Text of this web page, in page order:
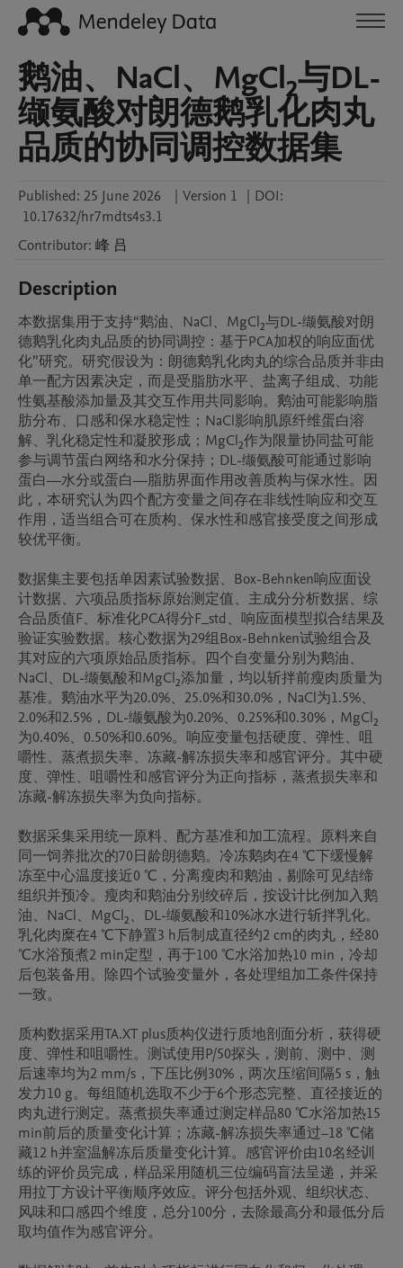
鹅油、NaCl、MgCl₂与DL-
缬氨酸对朗德鹅乳化肉丸
品质的协同调控数据集
Published: 25 June 2026 | Version 1 | DOI:
10.17632/hr7mdts4s3.1
Contributor: 峰 吕
Description
本数据集用于支持“鹅油、NaCl、MgCl₂与DL-缬氨酸对朗
德鹅乳化肉丸品质的协同调控：基于PCA加权的响应面优
化”研究。研究假设为：朗德鹅乳化肉丸的综合品质并非由
单一配方因素决定，而是受脂肪水平、盐离子组成、功能
性氨基酸添加量及其交互作用共同影响。鹅油可能影响脂
肪分布、口感和保水稳定性；NaCl影响肌原纤维蛋白溶
解、乳化稳定性和凝胶形成；MgCl₂作为限量协同盐可能
参与调节蛋白网络和水分保持；DL-缬氨酸可能通过影响
蛋白—水分或蛋白—脂肪界面作用改善质构与保水性。因
此，本研究认为四个配方变量之间存在非线性响应和交互
作用，适当组合可在质构、保水性和感官接受度之间形成
较优平衡。
数据集主要包括单因素试验数据、Box-Behnken响应面设
计数据、六项品质指标原始测定值、主成分分析数据、综
合品质值F、标准化PCA得分F_std、响应面模型拟合结果及
验证实验数据。核心数据为29组Box-Behnken试验组合及
其对应的六项原始品质指标。四个自变量分别为鹅油、
NaCl、DL-缬氨酸和MgCl₂添加量，均以斩拌前瘦肉质量为
基准。鹅油水平为20.0%、25.0%和30.0%，NaCl为1.5%、
2.0%和2.5%，DL-缬氨酸为0.20%、0.25%和0.30%，MgCl₂
为0.40%、0.50%和0.60%。响应变量包括硬度、弹性、咀
嚼性、蒸煮损失率、冻藏-解冻损失率和感官评分。其中硬
度、弹性、咀嚼性和感官评分为正向指标，蒸煮损失率和
冻藏-解冻损失率为负向指标。
数据采集采用统一原料、配方基准和加工流程。原料来自
同一饲养批次的70日龄朗德鹅。冷冻鹅肉在4 ℃下缓慢解
冻至中心温度接近0 ℃，分离瘦肉和鹅油，剔除可见结缔
组织并预冷。瘦肉和鹅油分别绞碎后，按设计比例加入鹅
油、NaCl、MgCl₂、DL-缬氨酸和10%冰水进行斩拌乳化。
乳化肉糜在4 ℃下静置3 h后制成直径约2 cm的肉丸，经80
℃水浴预煮2 min定型，再于100 ℃水浴加热10 min，冷却
后包装备用。除四个试验变量外，各处理组加工条件保持
一致。
质构数据采用TA.XT plus质构仪进行质地剖面分析，获得硬
度、弹性和咀嚼性。测试使用P/50探头，测前、测中、测
后速率均为2 mm/s，下压比例30%，两次压缩间隔5 s，触
发力10 g。每组随机选取不少于6个形态完整、直径接近的
肉丸进行测定。蒸煮损失率通过测定样品80 ℃水浴加热15
min前后的质量变化计算；冻藏-解冻损失率通过−18 ℃储
藏12 h并室温解冻后质量变化计算。感官评价由10名经训
练的评价员完成，样品采用随机三位编码盲法呈递，并采
用拉丁方设计平衡顺序效应。评分包括外观、组织状态、
风味和口感四个维度，总分100分，去除最高分和最低分后
取均值作为感官评分。